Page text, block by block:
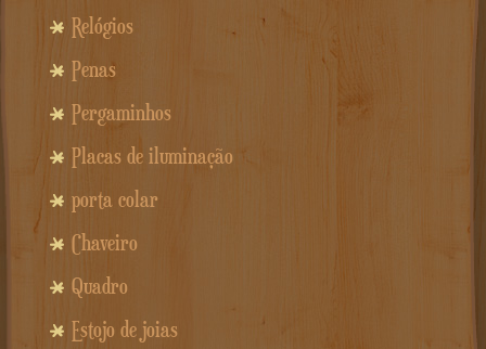
Relógios
Penas
Pergaminhos
Placas de iluminação
porta colar
Chaveiro
Quadro
Estojo de joias